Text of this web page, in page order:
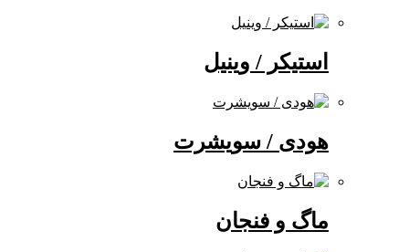
استیکر / وینیل
هودی / سویشرت
ماگ و فنجان